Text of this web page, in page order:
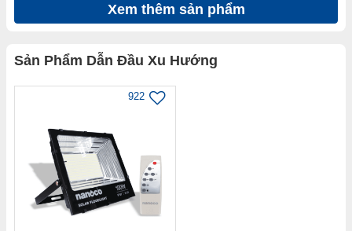
Xem thêm sản phẩm
Sản Phẩm Dẫn Đầu Xu Hướng
922